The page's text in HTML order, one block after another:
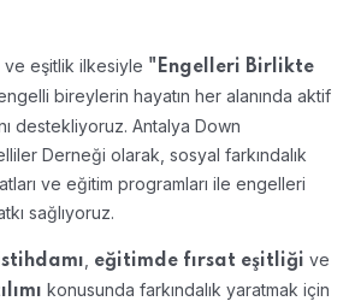
ve eşitlik ilkesiyle "Engelleri Birlikte
bireylerin hayatın her alanında aktif
destekliyoruz. Antalya Down
Derneği olarak, sosyal farkındalık
ve eğitim programları ile engelleri
sağlıyoruz.
eğitimde fırsat eşitliği ve
konusunda farkındalık yaratmak için